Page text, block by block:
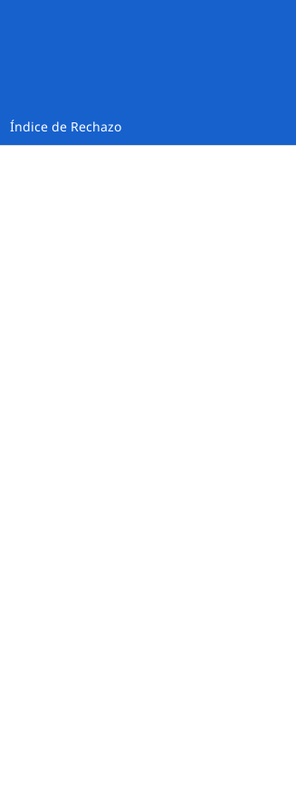
Índice de Rechazo